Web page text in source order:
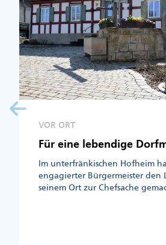
VOR ORT
Für eine lebendige
Im unterfränkischen Hofheim
engagierter Bürgermeister den
seinem Ort zur Chefsache